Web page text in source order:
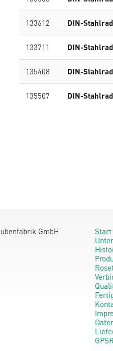
133612 DIN-
133711 DIN-
135408 DIN-
135507 DIN-
GmbH
Start
GPSR